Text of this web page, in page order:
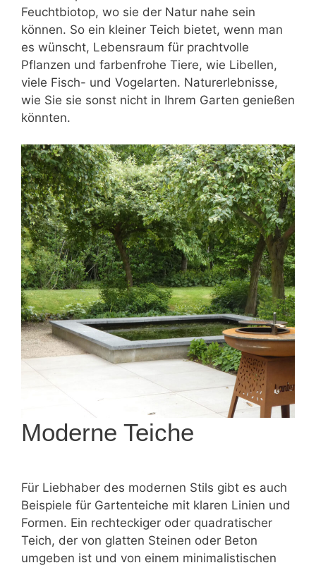
Feuchtbiotop, wo sie der Natur nahe sein
können. So ein kleiner Teich bietet, wenn man
es wünscht, Lebensraum für prachtvolle
Pflanzen und farbenfrohe Tiere, wie Libellen,
viele Fisch- und Vogelarten. Naturerlebnisse,
wie Sie sie sonst nicht in Ihrem Garten genießen
könnten.
Moderne Teiche
Für Liebhaber des modernen Stils gibt es auch
Beispiele für Gartenteiche mit klaren Linien und
Formen. Ein rechteckiger oder quadratischer
Teich, der von glatten Steinen oder Beton
umgeben ist und von einem minimalistischen